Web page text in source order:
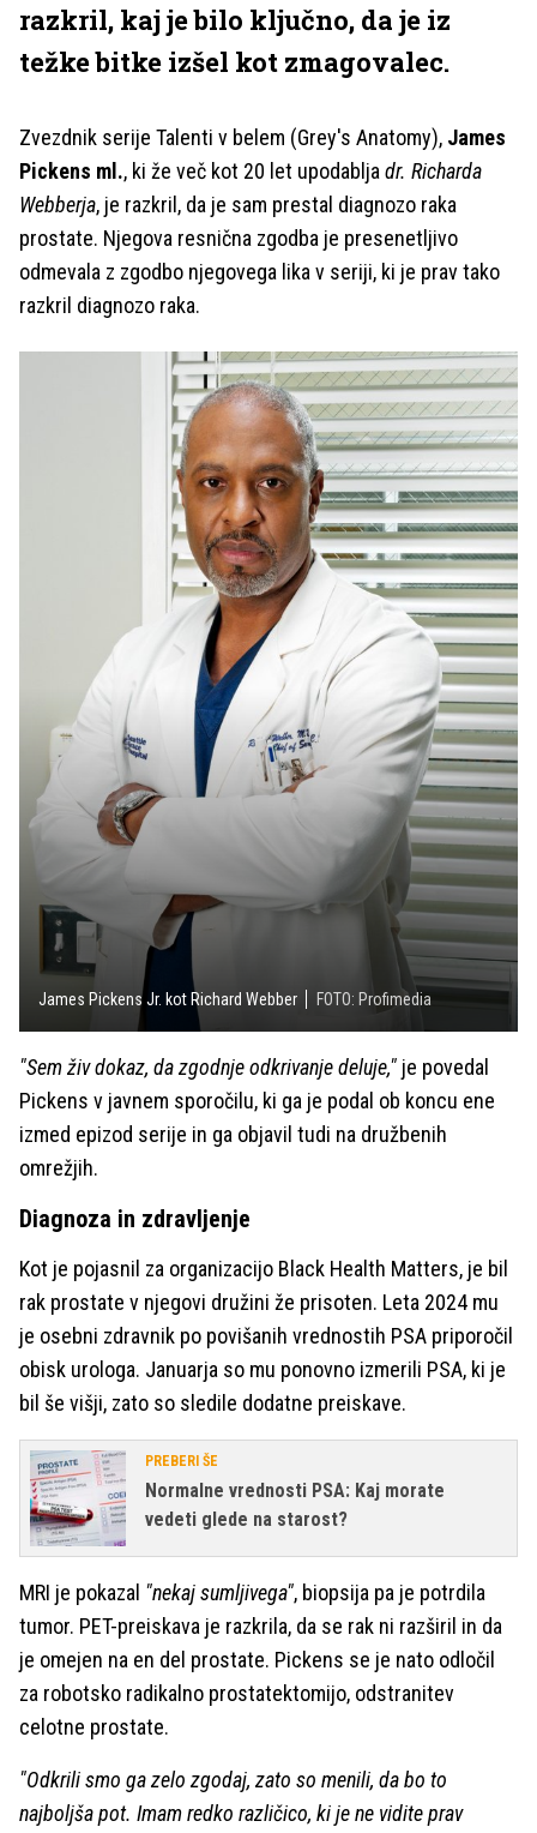
razkril, kaj je bilo ključno, da je iz
težke bitke izšel kot zmagovalec.
Zvezdnik serije Talenti v belem (Grey's Anatomy), James
Pickens ml., ki že več kot 20 let upodablja dr. Richarda
Webberja, je razkril, da je sam prestal diagnozo raka
prostate. Njegova resnična zgodba je presenetljivo
odmevala z zgodbo njegovega lika v seriji, ki je prav tako
razkril diagnozo raka.
James Pickens Jr. kot Richard Webber FOTO: Profimedia
"Sem živ dokaz, da zgodnje odkrivanje deluje," je povedal
Pickens v javnem sporočilu, ki ga je podal ob koncu ene
izmed epizod serije in ga objavil tudi na družbenih
omrežjih.
Diagnoza in zdravljenje
Kot je pojasnil za organizacijo Black Health Matters, je bil
rak prostate v njegovi družini že prisoten. Leta 2024 mu
je osebni zdravnik po povišanih vrednostih PSA priporočil
obisk urologa. Januarja so mu ponovno izmerili PSA, ki je
bil še višji, zato so sledile dodatne preiskave.
PREBERI ŠE
Normalne vrednosti PSA: Kaj morate
vedeti glede na starost?
MRI je pokazal "nekaj sumljivega", biopsija pa je potrdila
tumor. PET-preiskava je razkrila, da se rak ni razširil in da
je omejen na en del prostate. Pickens se je nato odločil
za robotsko radikalno prostatektomijo, odstranitev
celotne prostate.
"Odkrili smo ga zelo zgodaj, zato so menili, da bo to
najboljša pot. Imam redko različico, ki je ne vidite prav